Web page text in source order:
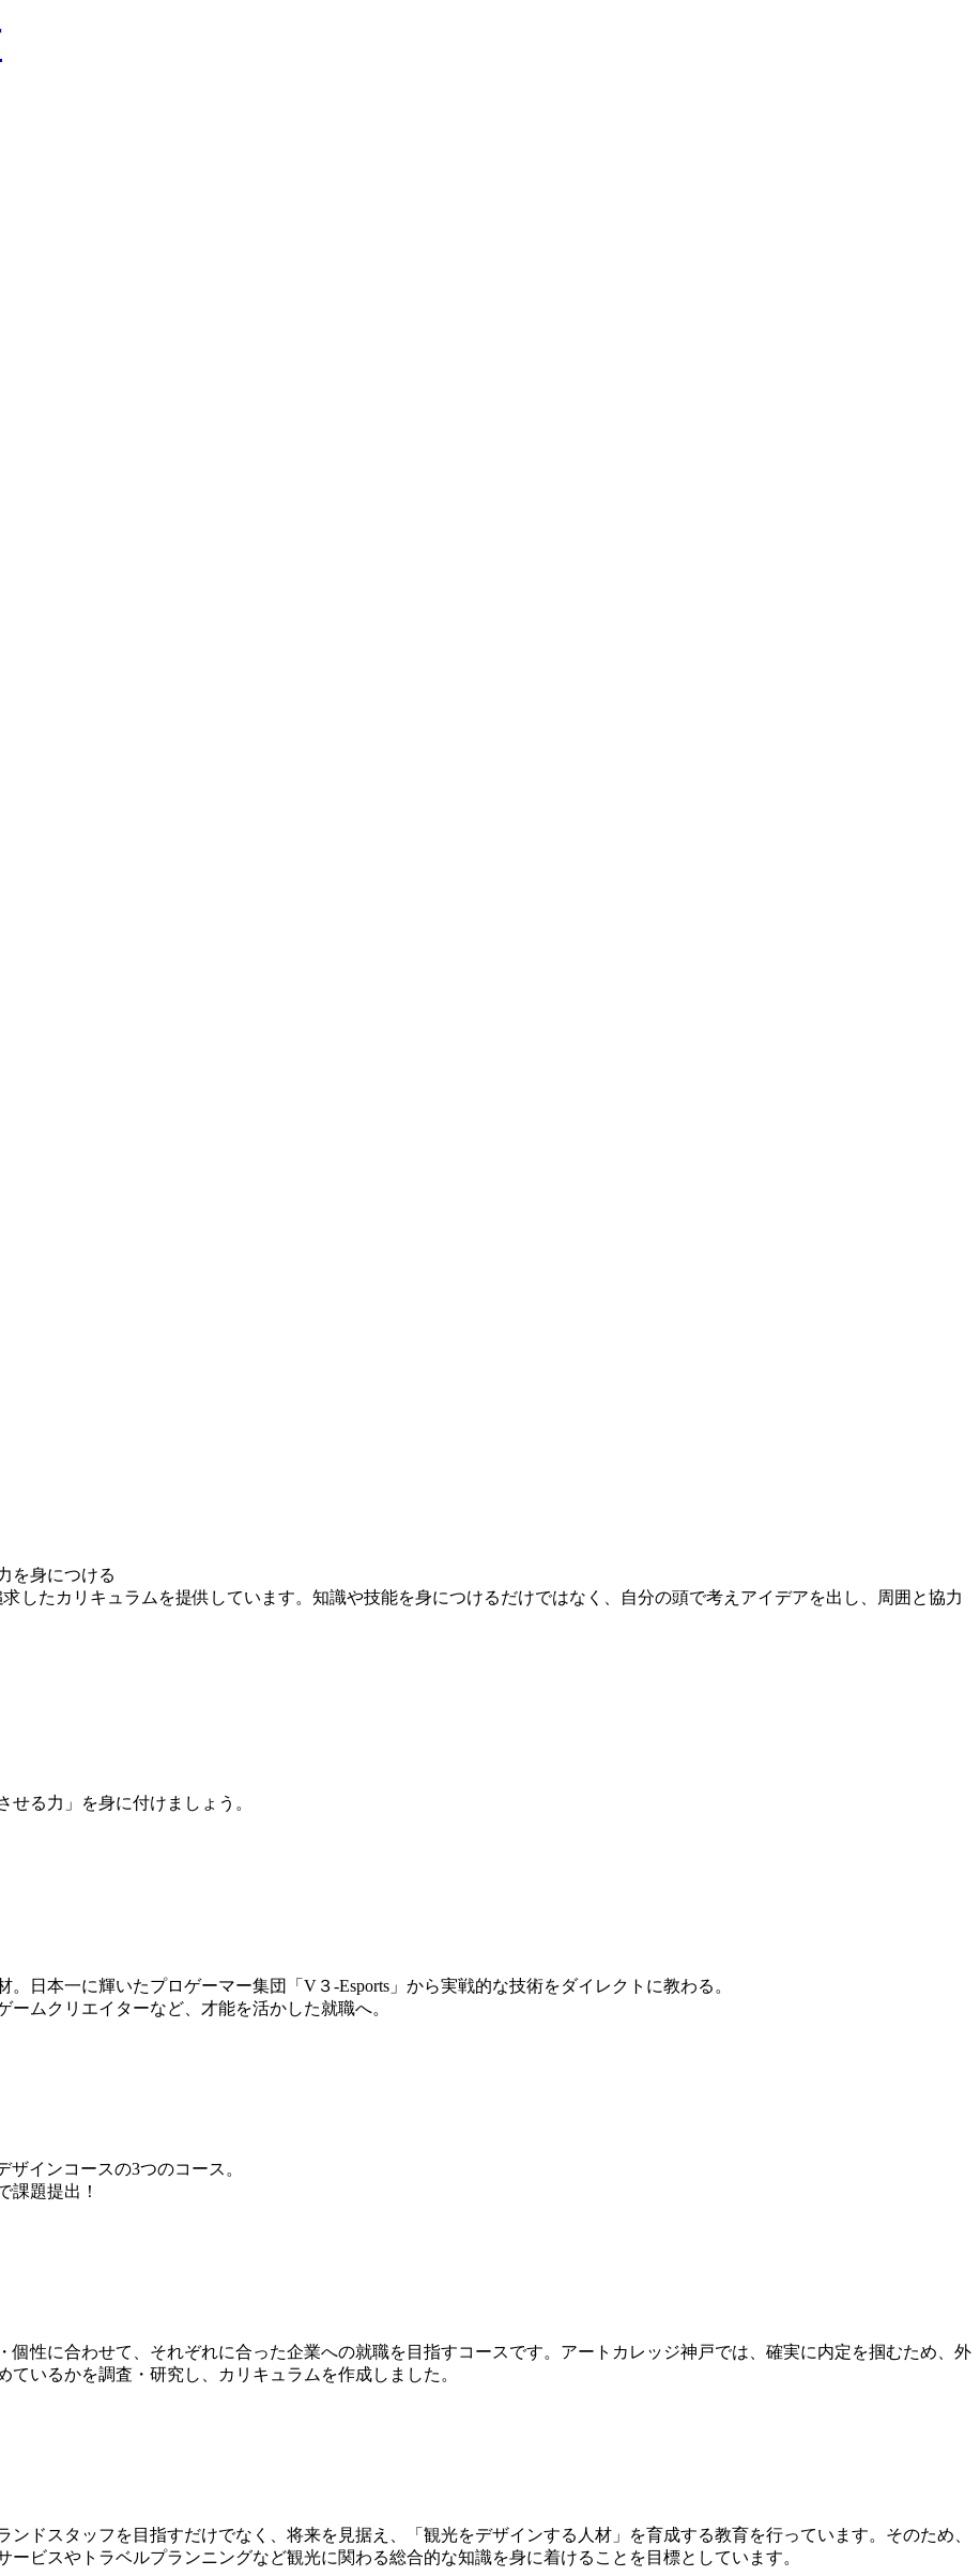
を身につける
したカリキュラムを提供しています。知識や技能を身につけるだけではなく、自分の頭で考えアイデアを出し、周囲と協力
る力」を身に付けましょう。
日本一に輝いたプロゲーマー集団「V３-Esports」から実戦的な技術をダイレクトに教わる。
ムクリエイターなど、才能を活かした就職へ。
インコースの3つのコース。
課題提出！
個性に合わせて、それぞれに合った企業への就職を目指すコースです。アートカレッジ神戸では、確実に内定を掴むため、外
いるかを調査・研究し、カリキュラムを作成しました。
ドスタッフを目指すだけでなく、将来を見据え、「観光をデザインする人材」を育成する教育を行っています。そのため、
ビスやトラベルプランニングなど観光に関わる総合的な知識を身に着けることを目標としています。